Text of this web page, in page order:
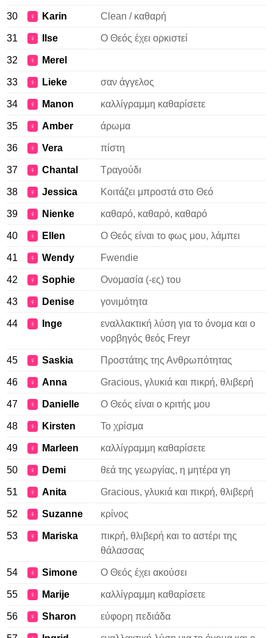
30 ♀ Karin Clean / καθαρή
31 ♀ Ilse Ο Θεός έχει ορκιστεί
32 ♀ Merel
33 ♀ Lieke σαν άγγελος
34 ♀ Manon καλλίγραμμη καθαρίσετε
35 ♀ Amber άρωμα
36 ♀ Vera πίστη
37 ♀ Chantal Τραγούδι
38 ♀ Jessica Κοιτάζει μπροστά στο Θεό
39 ♀ Nienke καθαρό, καθαρό, καθαρό
40 ♀ Ellen Ο Θεός είναι το φως μου, λάμπει
41 ♀ Wendy Fwendie
42 ♀ Sophie Ονομασία (-ες) του
43 ♀ Denise γονιμότητα
44 ♀ Inge
εναλλακτική λύση για το όνομα και ο
νορβηγός θεός Freyr
45 ♀ Saskia Προστάτης της Ανθρωπότητας
46 ♀ Anna Gracious, γλυκιά και πικρή, θλιβερή
47 ♀ Danielle Ο Θεός είναι ο κριτής μου
48 ♀ Kirsten Το χρίσμα
49 ♀ Marleen καλλίγραμμη καθαρίσετε
50 ♀ Demi θεά της γεωργίας, η μητέρα γη
51 ♀ Anita Gracious, γλυκιά και πικρή, θλιβερή
52 ♀ Suzanne κρίνος
53 ♀ Mariska
πικρή, θλιβερή και το αστέρι της
θάλασσας
54 ♀ Simone Ο Θεός έχει ακούσει
55 ♀ Marije καλλίγραμμη καθαρίσετε
56 ♀ Sharon εύφορη πεδιάδα